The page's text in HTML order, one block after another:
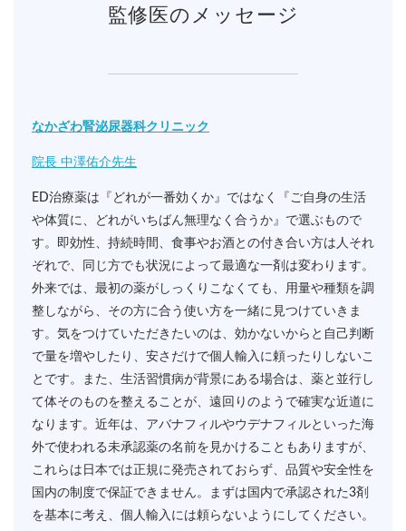
監修医のメッセージ
なかざわ腎泌尿器科クリニック
院長 中澤佑介先生
ED治療薬は『どれが一番効くか』ではなく『ご自身の生活
や体質に、どれがいちばん無理なく合うか』で選ぶもので
す。即効性、持続時間、食事やお酒との付き合い方は人それ
ぞれで、同じ方でも状況によって最適な一剤は変わります。
外来では、最初の薬がしっくりこなくても、用量や種類を調
整しながら、その方に合う使い方を一緒に見つけていきま
す。気をつけていただきたいのは、効かないからと自己判断
で量を増やしたり、安さだけで個人輸入に頼ったりしないこ
とです。また、生活習慣病が背景にある場合は、薬と並行し
て体そのものを整えることが、遠回りのようで確実な近道に
なります。近年は、アバナフィルやウデナフィルといった海
外で使われる未承認薬の名前を見かけることもありますが、
これらは日本では正規に発売されておらず、品質や安全性を
国内の制度で保証できません。まずは国内で承認された3剤
を基本に考え、個人輸入には頼らないようにしてください。